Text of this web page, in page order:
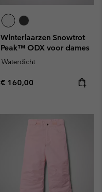
Winterlaarzen Snowtrot
Peak™ ODX voor dames
Waterdicht
Regular price:
€ 160,00